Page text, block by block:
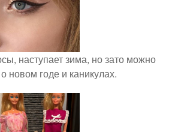
наступает зима, но зато можно
новом годе и каникулах.